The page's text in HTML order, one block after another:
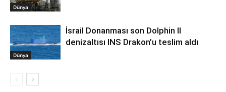
Dünya
Dünya
İsrail Donanması son Dolphin II
denizaltısı INS Drakon’u teslim aldı